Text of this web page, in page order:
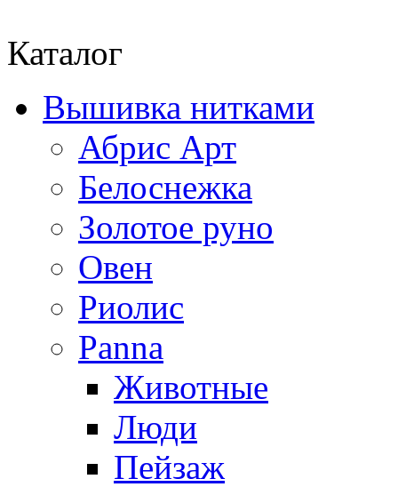
Каталог
Вышивка нитками
Абрис Арт
Белоснежка
Золотое руно
Овен
Риолис
Panna
Животные
Люди
Пейзаж